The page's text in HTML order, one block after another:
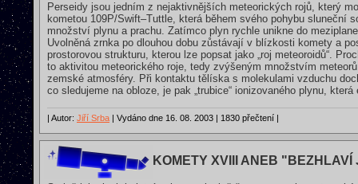
Perseidy jsou jedním z nejaktivnějších meteorických rojů, který
kometou 109P/Swift–Tuttle, která během svého pohybu sluneční
množství plynu a prachu. Zatímco plyn rychle unikne do
Uvolněná zrnka po dlouhou dobu zůstávají v blízkosti komety a
prostorovou strukturu, kterou lze popsat jako „roj meteoroidů“.
to aktivitou meteorického roje, tedy zvýšeným množstvím
zemské atmosféry. Při kontaktu tělíska s molekulami vzduchu
co sledujeme na obloze, je pak „trubice“ ionizovaného plynu,
| Autor: Jiří Srba | Vydáno dne 16. 08. 2003 | 1830 přečtení |
KOMETY XVIII ANEB "BEZHLAVÍ